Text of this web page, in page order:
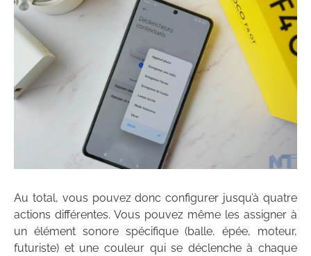
Au total, vous pouvez donc configurer jusqu’à quatre
actions différentes. Vous pouvez même les assigner à
un élément sonore spécifique (balle, épée, moteur,
futuriste) et une couleur qui se déclenche à chaque